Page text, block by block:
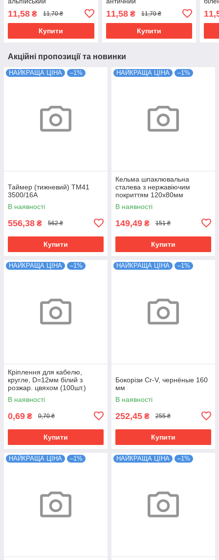
11,58 ₴ 11,70 ₴
Купити
11,58₴ 11,70 ₴
Купити
Акційні пропозиції та новинки
НАЙКРАЩА ЦІНА –1%
Таймер (тижневий) ТМ41
3500/16А
В наявності
556,38 ₴ 562 ₴
Купити
НАЙКРАЩА ЦІНА –1%
Кельма шпаклювальна
сталева з нержавіючим
покриттям 120х80мм
В наявності
149,49 ₴ 151 ₴
Купити
НАЙКРАЩА ЦІНА –1%
Кріплення для кабелю,
кругле, D=12мм білий з
розжар. цвяхом (100шт.)
В наявності
0,69 ₴ 0,70 ₴
Купити
НАЙКРАЩА ЦІНА –1%
Бокорізи Cr-V, чернёные 160
мм
В наявності
252,45 ₴ 255 ₴
Купити
НАЙКРАЩА ЦІНА –1% НАЙКРАЩА ЦІНА –1%